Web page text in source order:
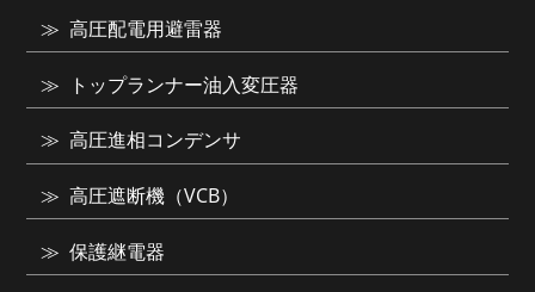
高圧配電用避雷器
トップランナー油入変圧器
高圧進相コンデンサ
高圧遮断機（VCB）
保護継電器